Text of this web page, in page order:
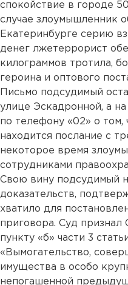
спокойствие в городе
случае злоумышленник
Екатеринбурге серию
денег лжетеррорист
килограммов тротила,
героина и оптового
Письмо подсудимый
улице Эскадронной, а
по телефону «02» о том,
находится послание с
некоторое время
сотрудниками
Свою вину подсудимый
доказательств,
хватило для
приговора. Суд признал
пункту «б» части 3
«Вымогательство,
имущества в особо
непогашенной